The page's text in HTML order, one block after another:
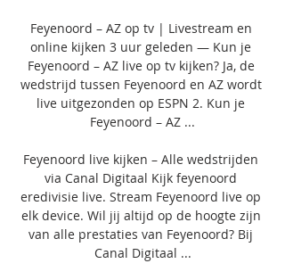
Feyenoord – AZ op tv | Livestream en
online kijken 3 uur geleden — Kun je
Feyenoord – AZ live op tv kijken? Ja, de
wedstrijd tussen Feyenoord en AZ wordt
live uitgezonden op ESPN 2. Kun je
Feyenoord – AZ ...
Feyenoord live kijken – Alle wedstrijden
via Canal Digitaal Kijk feyenoord
eredivisie live. Stream Feyenoord live op
elk device. Wil jij altijd op de hoogte zijn
van alle prestaties van Feyenoord? Bij
Canal Digitaal ...